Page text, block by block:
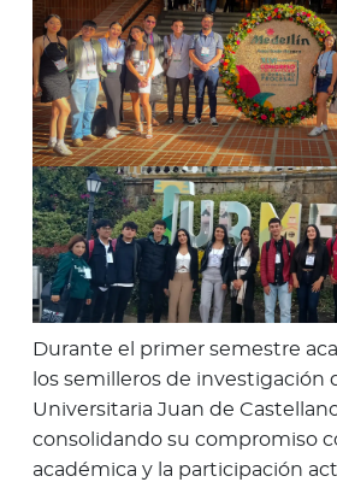
Durante el primer semestre
los semilleros de investigación
Universitaria Juan de
consolidando su compromiso
académica y la participación